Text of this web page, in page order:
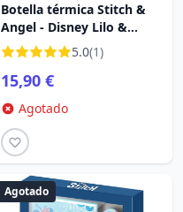
Botella térmica Stitch &
Angel - Disney Lilo &
Stitch
5.0(1)
15,90 €
Agotado
Agotado